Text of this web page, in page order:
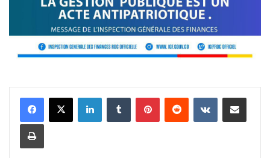
LinkedinTumblr PinterestReddit VKontaktePartager par email
Imprimer